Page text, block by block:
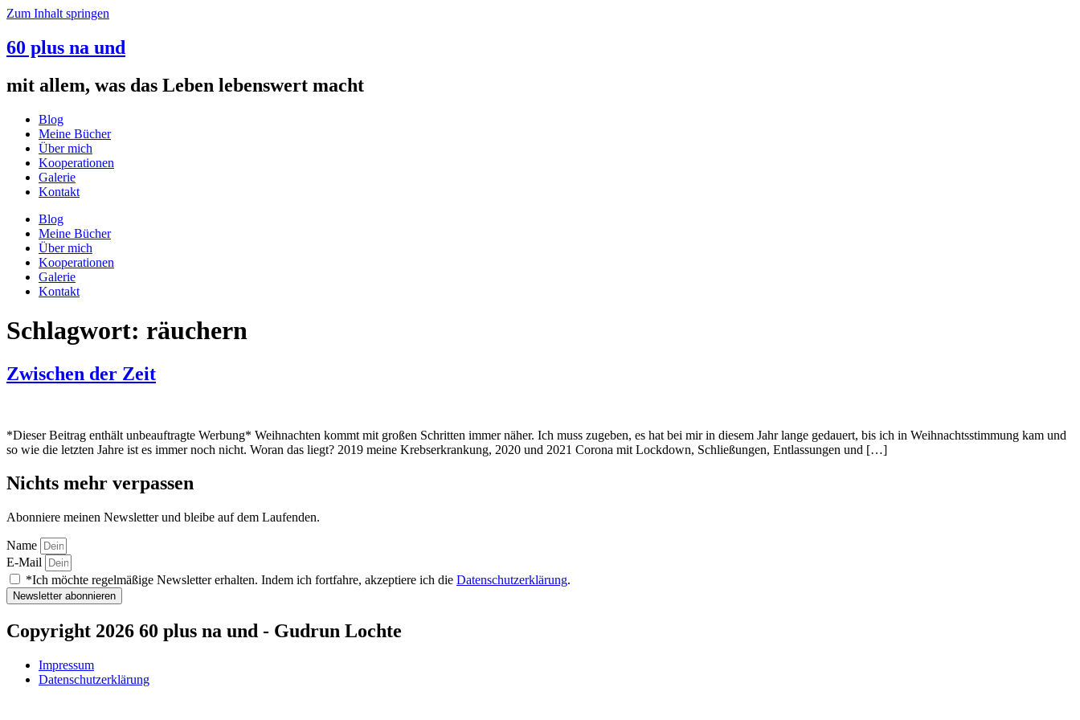
Zum Inhalt springen
60 plus na und
mit allem, was das Leben lebenswert macht
Blog
Meine Bücher
Über mich
Kooperationen
Galerie
Kontakt
Blog
Meine Bücher
Über mich
Kooperationen
Galerie
Kontakt
Schlagwort: räuchern
Zwischen der Zeit
*Dieser Beitrag enthält unbeauftragte Werbung* Weihnachten kommt mit großen Schritten immer näher. Ich muss zugeben, es hat bei mir in diesem Jahr lange gedauert, bis ich in Weihnachtsstimmung kam und
so wie die letzten Jahre ist es immer noch nicht. Woran das liegt? 2019 meine Krebserkrankung, 2020 und 2021 Corona mit Lockdown, Schließungen, Entlassungen und […]
Nichts mehr verpassen
Abonniere meinen Newsletter und bleibe auf dem Laufenden.
Name
E-Mail
*Ich möchte regelmäßige Newsletter erhalten. Indem ich fortfahre, akzeptiere ich die Datenschutzerklärung.
Newsletter abonnieren
Copyright 2026 60 plus na und - Gudrun Lochte
Impressum
Datenschutzerklärung